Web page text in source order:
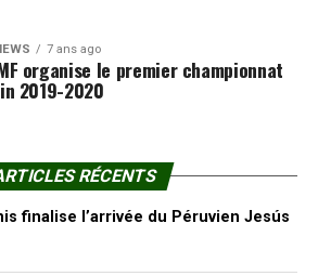
7 ans ago
organise le premier championnat
2019-2020
RÉCENTS
finalise l’arrivée du Péruvien Jesús